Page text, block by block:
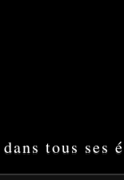
tous ses